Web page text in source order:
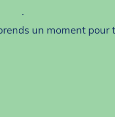
.
un moment pour